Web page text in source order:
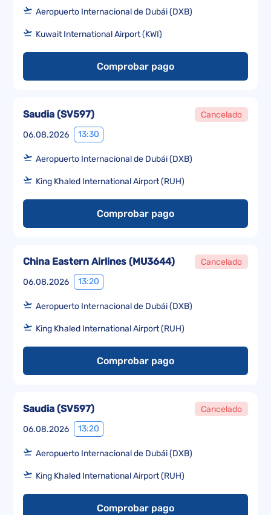
Aeropuerto Internacional de Dubái (DXB)
Kuwait International Airport (KWI)
Comprobar pago
06.08.2026 13:30
Saudia (SV597) Cancelado
Aeropuerto Internacional de Dubái (DXB)
King Khaled International Airport (RUH)
Comprobar pago
06.08.2026 13:20
China Eastern Airlines (MU3644) Cancelado
Aeropuerto Internacional de Dubái (DXB)
King Khaled International Airport (RUH)
Comprobar pago
06.08.2026 13:20
Saudia (SV597) Cancelado
Aeropuerto Internacional de Dubái (DXB)
King Khaled International Airport (RUH)
Comprobar pago